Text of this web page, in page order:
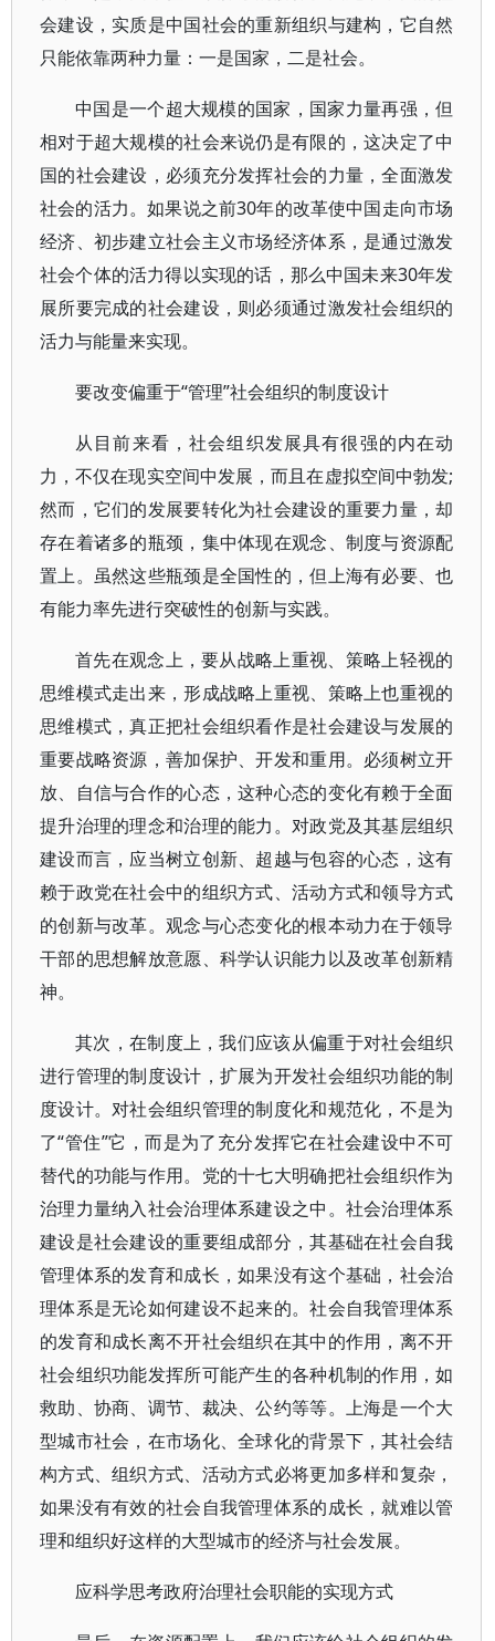
会建设，实质是中国社会的重新组织与建构，它自然
只能依靠两种力量：一是国家，二是社会。
中国是一个超大规模的国家，国家力量再强，但
相对于超大规模的社会来说仍是有限的，这决定了中
国的社会建设，必须充分发挥社会的力量，全面激发
社会的活力。如果说之前30年的改革使中国走向市场
经济、初步建立社会主义市场经济体系，是通过激发
社会个体的活力得以实现的话，那么中国未来30年发
展所要完成的社会建设，则必须通过激发社会组织的
活力与能量来实现。
要改变偏重于“管理”社会组织的制度设计
从目前来看，社会组织发展具有很强的内在动
力，不仅在现实空间中发展，而且在虚拟空间中勃发;
然而，它们的发展要转化为社会建设的重要力量，却
存在着诸多的瓶颈，集中体现在观念、制度与资源配
置上。虽然这些瓶颈是全国性的，但上海有必要、也
有能力率先进行突破性的创新与实践。
首先在观念上，要从战略上重视、策略上轻视的
思维模式走出来，形成战略上重视、策略上也重视的
思维模式，真正把社会组织看作是社会建设与发展的
重要战略资源，善加保护、开发和重用。必须树立开
放、自信与合作的心态，这种心态的变化有赖于全面
提升治理的理念和治理的能力。对政党及其基层组织
建设而言，应当树立创新、超越与包容的心态，这有
赖于政党在社会中的组织方式、活动方式和领导方式
的创新与改革。观念与心态变化的根本动力在于领导
干部的思想解放意愿、科学认识能力以及改革创新精
神。
其次，在制度上，我们应该从偏重于对社会组织
进行管理的制度设计，扩展为开发社会组织功能的制
度设计。对社会组织管理的制度化和规范化，不是为
了“管住”它，而是为了充分发挥它在社会建设中不可
替代的功能与作用。党的十七大明确把社会组织作为
治理力量纳入社会治理体系建设之中。社会治理体系
建设是社会建设的重要组成部分，其基础在社会自我
管理体系的发育和成长，如果没有这个基础，社会治
理体系是无论如何建设不起来的。社会自我管理体系
的发育和成长离不开社会组织在其中的作用，离不开
社会组织功能发挥所可能产生的各种机制的作用，如
救助、协商、调节、裁决、公约等等。上海是一个大
型城市社会，在市场化、全球化的背景下，其社会结
构方式、组织方式、活动方式必将更加多样和复杂，
如果没有有效的社会自我管理体系的成长，就难以管
理和组织好这样的大型城市的经济与社会发展。
应科学思考政府治理社会职能的实现方式